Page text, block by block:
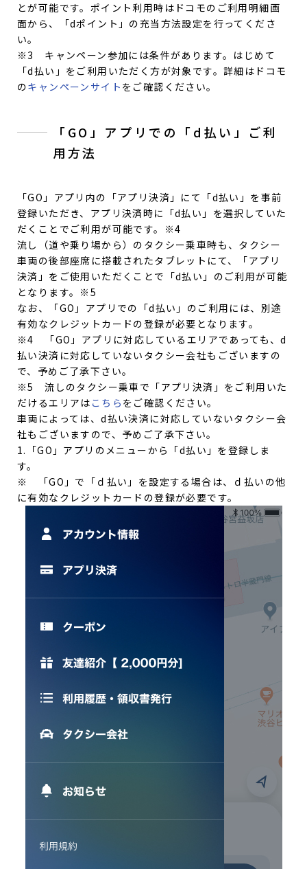
とが可能です。ポイント利用時はドコモのご利用明細画
面から、「dポイント」の充当方法設定を行ってくださ
い。
※3 キャンペーン参加には条件があります。はじめて
「d払い」をご利用いただく方が対象です。詳細はドコモ
のキャンペーンサイト をご確認ください。
「GO」アプリでの「d払い」ご利
用方法
「GO」アプリ内の「アプリ決済」にて「d払い」を事前
登録いただき、アプリ決済時に「d払い」を選択していた
だくことでご利用が可能です。※4
流し（道や乗り場から）のタクシー乗車時も、タクシー
車両の後部座席に搭載されたタブレットにて、「アプリ
決済」をご使用いただくことで「d払い」のご利用が可能
となります。※5
なお、「GO」アプリでの「d払い」のご利用には、別途
有効なクレジットカードの登録が必要となります。
※4 「GO」アプリに対応しているエリアであっても、d
払い決済に対応していないタクシー会社もございますの
で、予めご了承下さい。
※5 流しのタクシー乗車で「アプリ決済」をご利用いた
だけるエリアは こちら をご確認ください。
車両によっては、d払い決済に対応していないタクシー会
社もございますので、予めご了承下さい。
1.「GO」アプリのメニューから「d払い」を登録しま
す。
※ 「GO」で「ｄ払い」を設定する場合は、ｄ払いの他
に有効なクレジットカードの登録が必要です。